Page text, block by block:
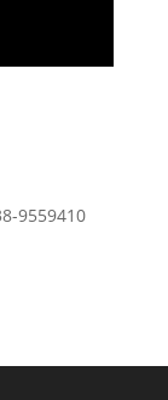
9559410